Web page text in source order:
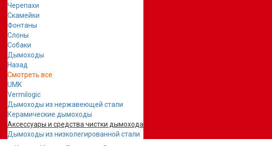
Черепахи
Скамейки
Фонтаны
Слоны
Собаки
Дымоходы
Назад
Смотреть все
UMK
Vermilogic
Дымоходы из нержавеющей стали
Керамические дымоходы
Аксессуары и средства чистки дымохода
Дымоходы из низколегированной стали